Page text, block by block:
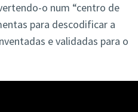
o num “centro de
para descodificar a
e validadas para o